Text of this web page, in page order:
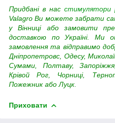
Придбані в нас стимулятори
Valagro Ви можете забрати
у Вінниці або замовити
доставкою по Україні. Ми
замовлення та відправимо
Дніпропетровс, Одесу,
Сумами, Полтаву,
Крівой Рог, Чорниці,
Пожежник або Луцк.
Приховати